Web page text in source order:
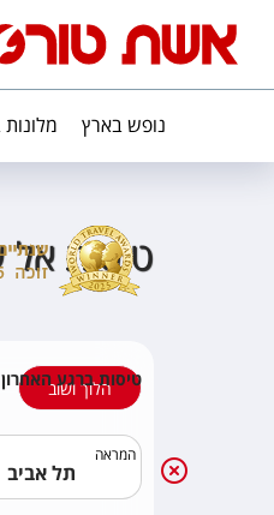
נופש בארץ
טיסות
הלוך ושוב
טיסות ברגע האחרון
המראה